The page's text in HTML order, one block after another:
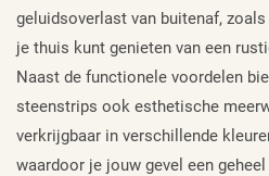
geluidsoverlast van buitenaf,
je thuis kunt genieten van een
Naast de functionele voordelen
steenstrips ook esthetische
verkrijgbaar in verschillende
waardoor je jouw gevel een